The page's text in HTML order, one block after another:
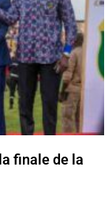
finale de la